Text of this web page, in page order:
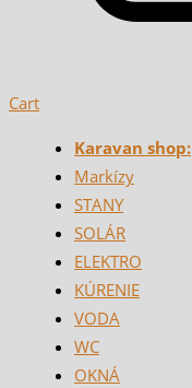
Cart
Karavan shop:
Markízy
STANY
SOLÁR
ELEKTRO
KÚRENIE
VODA
WC
OKNÁ